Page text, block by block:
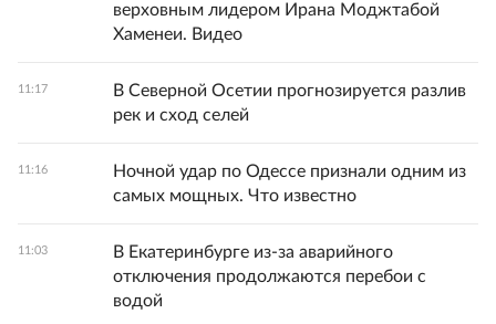
верховным лидером Ирана Моджтабой
Хаменеи. Видео
11:17
В Северной Осетии прогнозируется разлив
рек и сход селей
11:16
Ночной удар по Одессе признали одним из
самых мощных. Что известно
11:03
В Екатеринбурге из-за аварийного
отключения продолжаются перебои с
водой